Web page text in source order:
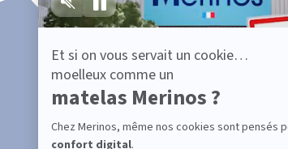
Entrez votre